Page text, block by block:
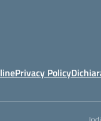
Privacy Policy